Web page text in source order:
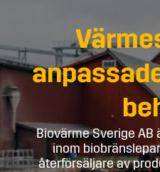
Biovärme Sverige
inom
återförsäljare av